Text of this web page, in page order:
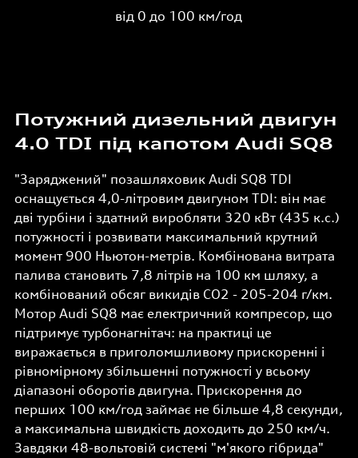
від 0 до 100 км/год
Потужний дизельний двигун
4.0 TDI під капотом Audi SQ8
"Заряджений" позашляховик Audi SQ8 TDI
оснащується 4,0-літровим двигуном TDI: він має
дві турбіни і здатний виробляти 320 кВт (435 к.с.)
потужності і розвивати максимальний крутний
момент 900 Ньютон-метрів. Комбінована витрата
палива становить 7,8 літрів на 100 км шляху, а
комбінований обсяг викидів СО2 - 205-204 г/км.
Мотор Audi SQ8 має електричний компресор, що
підтримує турбонагнітач: на практиці це
виражається в приголомшливому прискоренні і
рівномірному збільшенні потужності у всьому
діапазоні оборотів двигуна. Прискорення до
перших 100 км/год займає не більше 4,8 секунди,
а максимальна швидкість доходить до 250 км/ч.
Завдяки 48-вольтовій системі "м'якого гібрида"